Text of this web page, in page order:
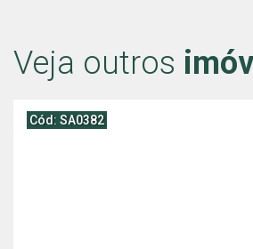
Veja outros
Cód: SA0382